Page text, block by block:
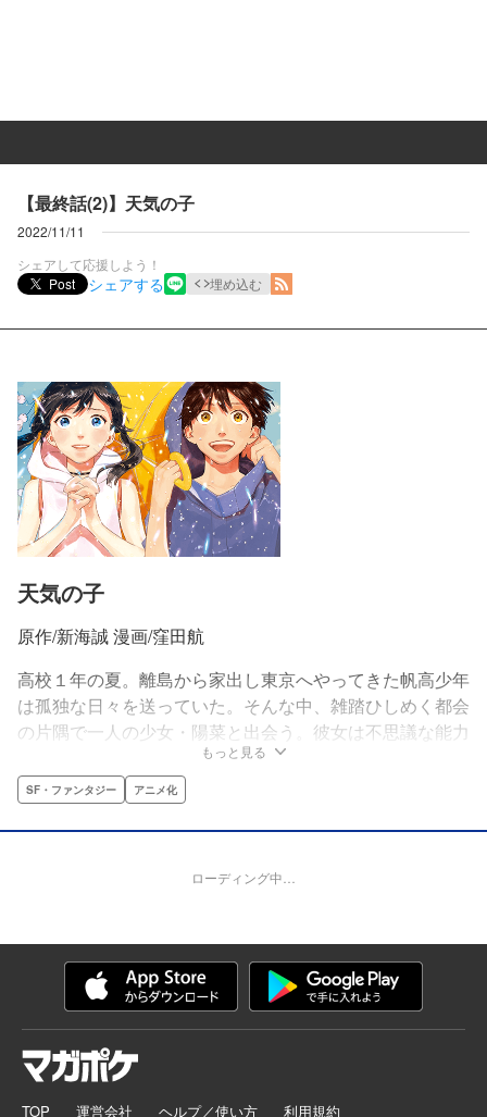
【最終話(2)】天気の子
2022/11/11
シェアして応援しよう！
Post
シェアする 埋め込む
天気の子
原作/新海誠 漫画/窪田航
高校１年の夏。離島から家出し東京へやってきた帆高少年
は孤独な日々を送っていた。そんな中、雑踏ひしめく都会
の片隅で一人の少女・陽菜と出会う。彼女は不思議な能力
を持っていた──。国内外から多くの支持を得た新海誠監
督の世界的ヒットの劇場アニメをアフタヌーン四季賞出身
の期待の新鋭が完全コミカライズ!!
もっと見る
SF・ファンタジー アニメ化
ローディング中…
TOP 運営会社 ヘルプ／使い方 利用規約